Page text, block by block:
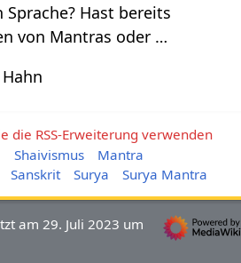
Hast bereits
von Mantras oder …
die RSS-Erweiterung verwenden
Shaivismus
Mantra
Sanskrit Surya Surya Mantra
am 29. Juli 2023 um